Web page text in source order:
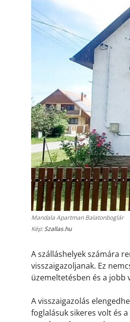
Mandala Apartman Balatonboglár
Kép:Szallas.hu
A szálláshelyek számára
visszaigazoljanak. Ez
üzemeltetésben és a jobb
A visszaigazolás
foglalásuk sikeres volt és